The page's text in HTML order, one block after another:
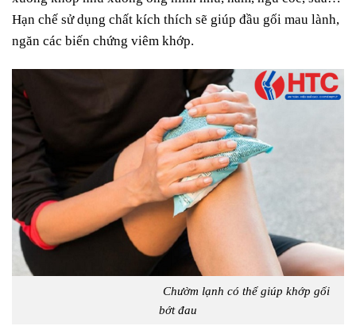
Hạn chế sử dụng chất kích thích sẽ giúp đầu gối mau lành,
ngăn các biến chứng viêm khớp.
Chườm lạnh có thể giúp khớp gối
bớt đau